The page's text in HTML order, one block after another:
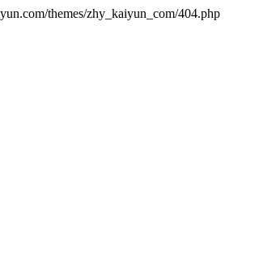
themes/zhy_kaiyun_com/404.php